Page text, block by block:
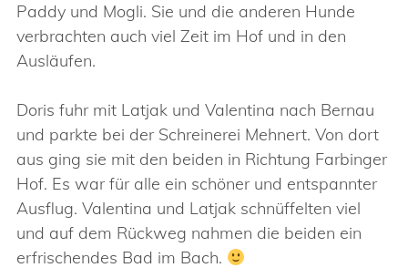
Paddy und Mogli. Sie und die anderen Hunde
verbrachten auch viel Zeit im Hof und in den
Ausläufen.
Doris fuhr mit Latjak und Valentina nach Bernau
und parkte bei der Schreinerei Mehnert. Von dort
aus ging sie mit den beiden in Richtung Farbinger
Hof. Es war für alle ein schöner und entspannter
Ausflug. Valentina und Latjak schnüffelten viel
und auf dem Rückweg nahmen die beiden ein
erfrischendes Bad im Bach.